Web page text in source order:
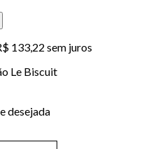
133,22 sem juros
Le Biscuit
desejada